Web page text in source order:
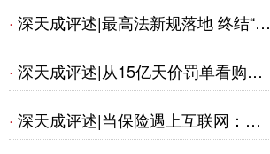
法律边界
给孩子找对象了！原来守住身心、钱
· 深天成评述|最高法新规落地 终结“开
门杀”理赔乱象
· 深天成评述|从15亿天价罚单看购物
平台全生态法律风险
· 深天成评述|当保险遇上互联网：提